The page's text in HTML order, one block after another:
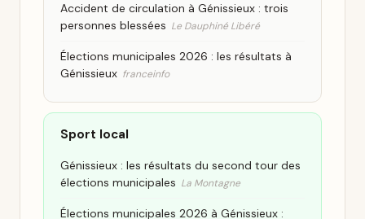
Accident de circulation à Génissieux : trois
personnes blessées Le Dauphiné Libéré
Élections municipales 2026 : les résultats à
Génissieux franceinfo
Sport local
Génissieux : les résultats du second tour des
élections municipales La Montagne
Élections municipales 2026 à Génissieux :